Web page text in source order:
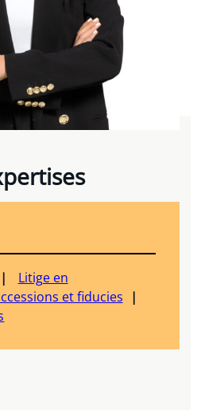
Litige en
et fiducies